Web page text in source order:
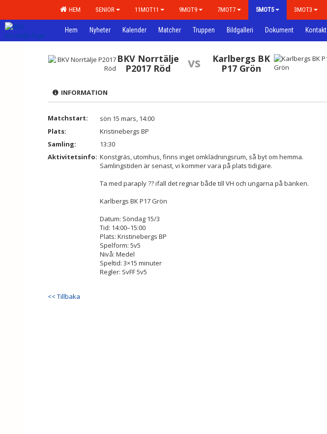
HEM SENIOR 11MOT11 9MOT9 7MOT7 5MOT5 3MOT3
Hem Nyheter Kalender Matcher Truppen Bildgalleri Dokument Kontakt
BKV Norrtälje
P2017 Röd
vs
Karlbergs BK
P17 Grön
INFORMATION
Matchstart:
sön 15 mars, 14:00
Plats:
Kristinebergs BP
Samling:
13:30
Aktivitetsinfo: Konstgräs, utomhus, finns inget omklädningsrum, så byt om hemma.
Samlingstiden är senast, vi kommer vara på plats tidigare.
Ta med paraply ?? ifall det regnar både till VH och ungarna på bänken.
Karlbergs BK P17 Grön
Datum: Söndag 15/3
Tid: 14:00–15:00
Plats: Kristinebergs BP
Spelform: 5v5
Nivå: Medel
Speltid: 3×15 minuter
Regler: SvFF 5v5
<< Tillbaka